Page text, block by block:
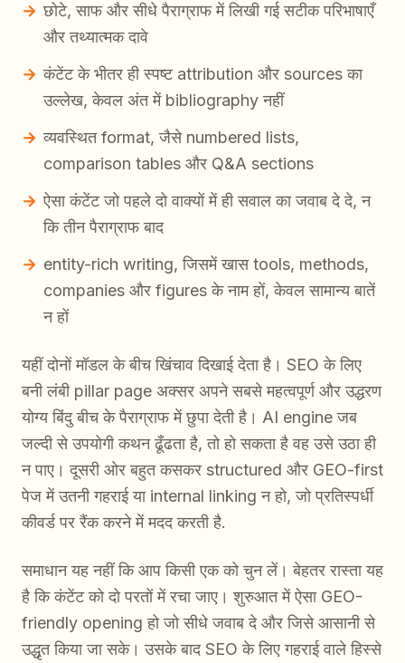
छोटे, साफ और सीधे पैराग्राफ में लिखी गई सटीक परिभाषाएँ
और तथ्यात्मक दावे
कंटेंट के भीतर ही स्पष्ट attribution और sources का
उल्लेख, केवल अंत में bibliography नहीं
व्यवस्थित format, जैसे numbered lists,
comparison tables और Q&A sections
ऐसा कंटेंट जो पहले दो वाक्यों में ही सवाल का जवाब दे दे, न
कि तीन पैराग्राफ बाद
entity-rich writing, जिसमें खास tools, methods,
companies और figures के नाम हों, केवल सामान्य बातें
न हों
यहीं दोनों मॉडल के बीच खिंचाव दिखाई देता है। SEO के लिए
बनी लंबी pillar page अक्सर अपने सबसे महत्वपूर्ण और उद्धरण
योग्य बिंदु बीच के पैराग्राफ में छुपा देती है। AI engine जब
जल्दी से उपयोगी कथन ढूँढता है, तो हो सकता है वह उसे उठा ही
न पाए। दूसरी ओर बहुत कसकर structured और GEO-first
पेज में उतनी गहराई या internal linking न हो, जो प्रतिस्पर्धी
कीवर्ड पर रैंक करने में मदद करती है.
समाधान यह नहीं कि आप किसी एक को चुन लें। बेहतर रास्ता यह
है कि कंटेंट को दो परतों में रचा जाए। शुरुआत में ऐसा GEO-
friendly opening हो जो सीधे जवाब दे और जिसे आसानी से
उद्धृत किया जा सके। उसके बाद SEO के लिए गहराई वाले हिस्से